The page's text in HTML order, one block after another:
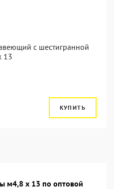
с шестигранной
13
КУПИТЬ
м4,8 х 13 по оптовой